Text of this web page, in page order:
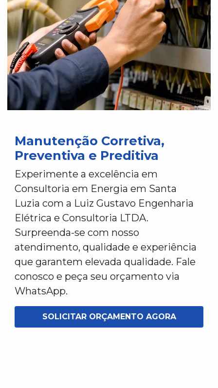
Manutenção Corretiva,
Preventiva e Preditiva
Experimente a excelência em
Consultoria em Energia em Santa
Luzia com a Luiz Gustavo Engenharia
Elétrica e Consultoria LTDA.
Surpreenda-se com nosso
atendimento, qualidade e experiência
que garantem elevada qualidade. Fale
conosco e peça seu orçamento via
WhatsApp.
SOLICITAR ORÇAMENTO AGORA